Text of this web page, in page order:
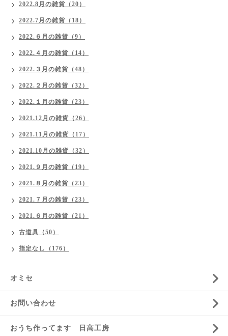
2022.8月の雑貨（20）
2022.7月の雑貨（18）
2022.６月の雑貨（9）
2022.４月の雑貨（14）
2022.３月の雑貨（48）
2022.２月の雑貨（32）
2022.１月の雑貨（23）
2021.12月の雑貨（26）
2021.11月の雑貨（17）
2021.10月の雑貨（32）
2021.９月の雑貨（19）
2021.８月の雑貨（23）
2021.７月の雑貨（23）
2021.６月の雑貨（21）
古道具（50）
指定なし（176）
オミセ
お問い合わせ
おうち作ってます 日高工房